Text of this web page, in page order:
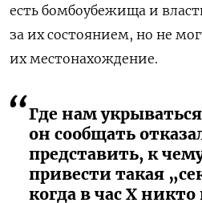
есть бомбоубежища и
за их состоянием, но не
их местонахождение.
Где нам
он сообщать
представить, к
привести такая
когда в час Х никто